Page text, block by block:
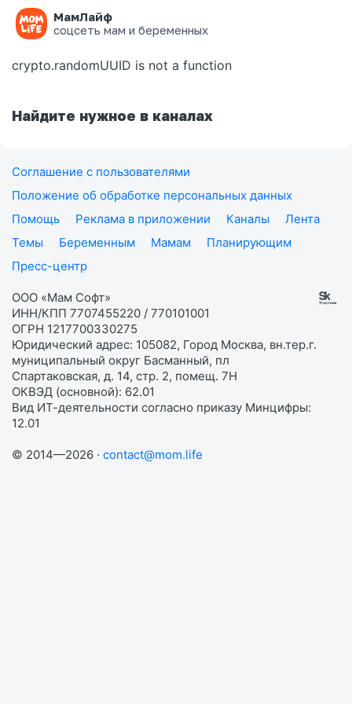
МамЛайф
соцсеть мам и беременных
Ошибка на странице
crypto.randomUUID is not a function
Найдите нужное в каналах
Соглашение с пользователями
Положение об обработке персональных данных
Помощь
Реклама в приложении Каналы
Лента
Темы
Беременным Мамам
Планирующим
Пресс-центр
ООО «Мам Софт»
ИНН/КПП 7707455220 / 770101001
ОГРН 1217700330275
Юридический адрес: 105082, Город Москва, вн.тер.г.
муниципальный округ Басманный, пл
Спартаковская, д. 14, стр. 2, помещ. 7Н
ОКВЭД (основной): 62.01
Вид ИТ-деятельности согласно приказу Минцифры:
12.01
© 2014—2026 · contact@mom.life